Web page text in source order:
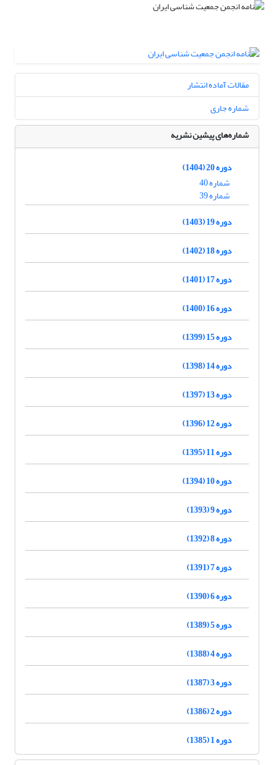
مقالات آماده انتشار
شماره جاری
شماره‌های پیشین نشریه
دوره 20 (1404)
شماره 40
شماره 39
دوره 19 (1403)
دوره 18 (1402)
دوره 17 (1401)
دوره 16 (1400)
دوره 15 (1399)
دوره 14 (1398)
دوره 13 (1397)
دوره 12 (1396)
دوره 11 (1395)
دوره 10 (1394)
دوره 9 (1393)
دوره 8 (1392)
دوره 7 (1391)
دوره 6 (1390)
دوره 5 (1389)
دوره 4 (1388)
دوره 3 (1387)
دوره 2 (1386)
دوره 1 (1385)